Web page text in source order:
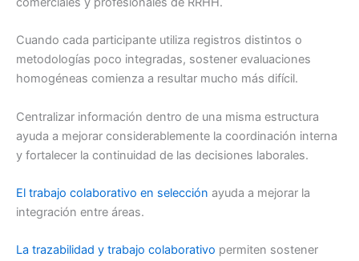
Cuando cada participante utiliza registros distintos o
metodologías poco integradas, sostener evaluaciones
homogéneas comienza a resultar mucho más difícil.
Centralizar información dentro de una misma estructura
ayuda a mejorar considerablemente la coordinación interna
y fortalecer la continuidad de las decisiones laborales.
El trabajo colaborativo en selección ayuda a mejorar la
integración entre áreas.
La trazabilidad y trabajo colaborativo permiten sostener